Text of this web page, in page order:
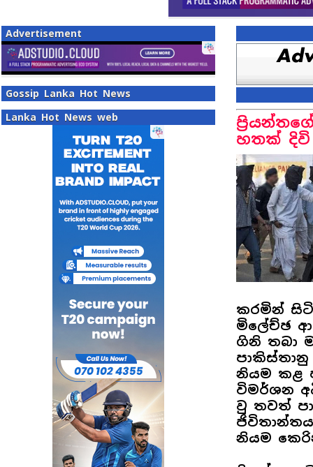
Advertisement
Gossip Lanka Hot News
Lanka Hot News web
හතක්
කරමින් සිටි
මිලේච්ඡ
ගිනි තබා
නියම කළ
විමර්ශන
වු තවත්
නියම